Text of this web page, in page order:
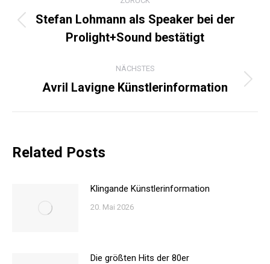
Vorheriger
Beitrag:
Stefan Lohmann als Speaker bei der
Prolight+Sound bestätigt
NÄCHSTES
Nächster
Avril Lavigne Künstlerinformation
Related Posts
Klingande Künstlerinformation
20. Mai 2026
Die größten Hits der 80er